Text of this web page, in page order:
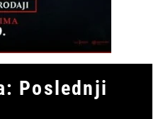
Poslednji